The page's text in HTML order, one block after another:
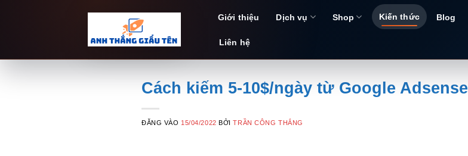
Giới thiệu Dịch vụ Shop Kiến thức Blog
Liên hệ
Cách kiếm 5-10$/ngày từ Google Adsense
ĐĂNG VÀO 15/04/2022 BỞITRẦN CÔNG THẮNG